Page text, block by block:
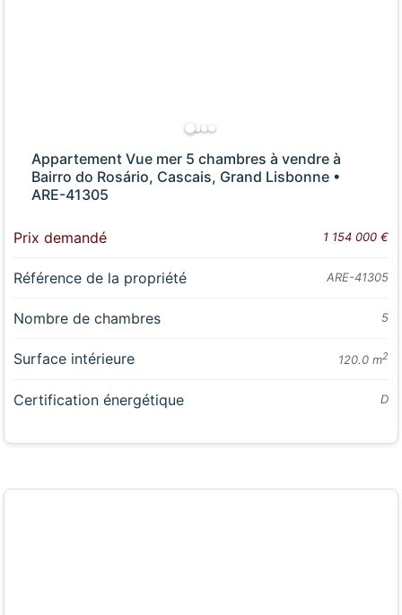
Appartement Vue mer 5 chambres à vendre à
Bairro do Rosário, Cascais, Grand Lisbonne •
ARE-41305
Prix demandé 1 154 000 €
Référence de la propriété ARE-41305
Nombre de chambres 5
Surface intérieure 120.0 m2
Certification énergétique D